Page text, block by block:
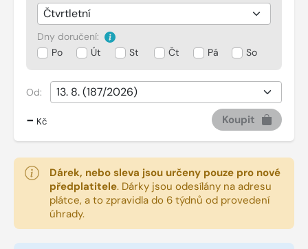
Dny doručení:
Po
Út St Čt Pá So
Od:
- Kč Koupit
Dárek, nebo sleva jsou určeny pouze pro nové
předplatitele. Dárky jsou odesílány na adresu
plátce, a to zpravidla do 6 týdnů od provedení
úhrady.